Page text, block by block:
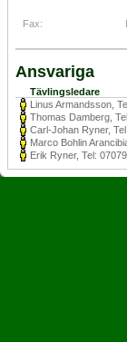
Fax:
Ansvariga
Tävlingsledare
Linus Armandsson,
Thomas Damberg,
Carl-Johan Ryner,
Marco Bohlin
Erik Ryner, Tel: